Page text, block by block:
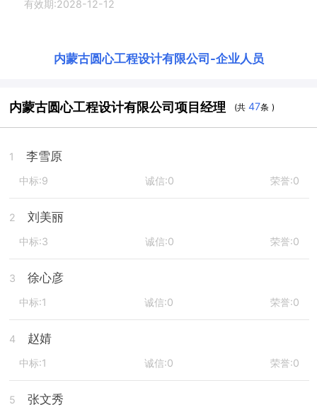
有效期:2028-12-12
内蒙古圆心工程设计有限公司 -企业人员
内蒙古圆心工程设计有限公司项目经理 (共47条 )
1 李雪原
中标:9 诚信:0 荣誉:0
2 刘美丽
中标:3 诚信:0 荣誉:0
3 徐心彦
中标:1 诚信:0 荣誉:0
4 赵婧
中标:1 诚信:0 荣誉:0
5 张文秀